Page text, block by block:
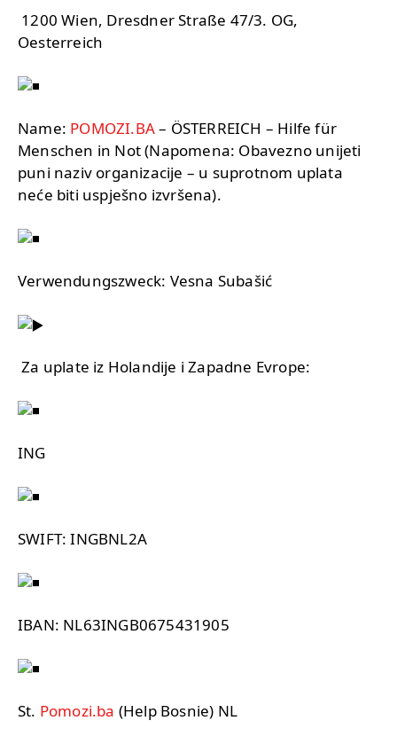
1200 Wien, Dresdner Straße 47/3. OG,
Oesterreich
Name: POMOZI.BA– ÖSTERREICH – Hilfe für
Menschen in Not (Napomena: Obavezno unijeti
puni naziv organizacije – u suprotnom uplata
neće biti uspješno izvršena).
Verwendungszweck: Vesna Subašić
Za uplate iz Holandije i Zapadne Evrope:
ING
SWIFT: INGBNL2A
IBAN: NL63INGB0675431905
St. Pomozi.ba (Help Bosnie) NL